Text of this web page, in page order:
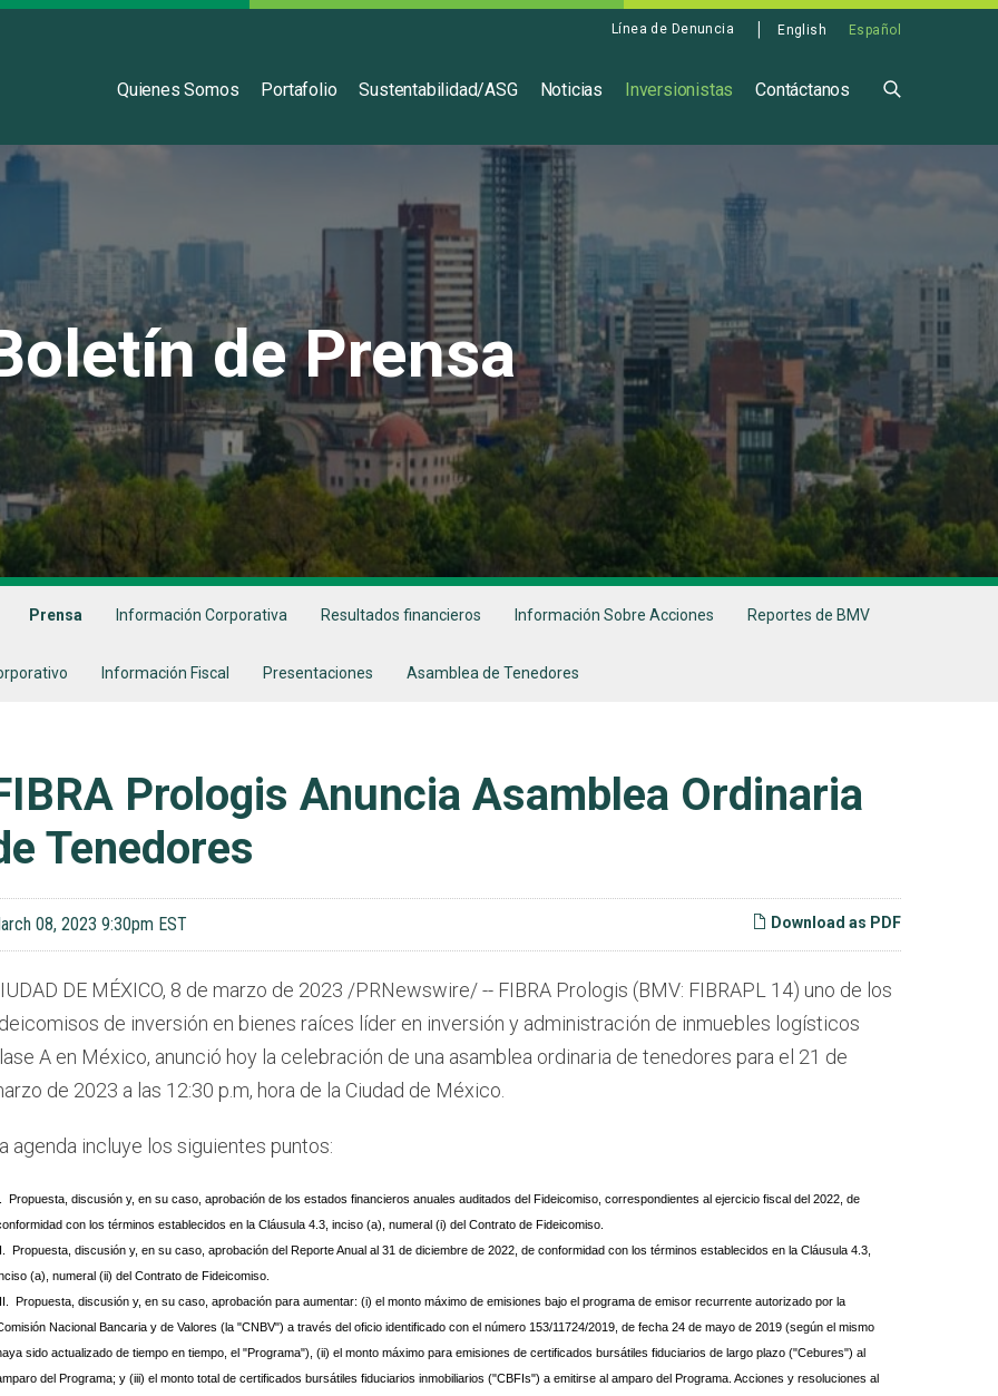
Línea de Denuncia English Español
Español
Quienes Somos Portafolio Sustentabilidad/ASG Noticias Inversionistas Contáctanos
de Prensa
Prensa Información Corporativa Resultados financieros Información Sobre Acciones Reportes de BMV
Información Fiscal Presentaciones Asamblea de Tenedores
Prologis Anuncia Asamblea Ordinaria
Tenedores
Download as PDF
08, 2023 9:30pm EST
DE MÉXICO, 8 de marzo de 2023 /PRNewswire/ -- FIBRA Prologis (BMV: FIBRAPL 14) uno de los
de inversión en bienes raíces líder en inversión y administración de inmuebles logísticos
A en México, anunció hoy la celebración de una asamblea ordinaria de tenedores para el 21 de
de 2023 a las 12:30 p.m, hora de la Ciudad de México.
agenda incluye los siguientes puntos:
Propuesta, discusión y, en su caso, aprobación de los estados financieros anuales auditados del Fideicomiso, correspondientes al ejercicio fiscal del 2022, de
con los términos establecidos en la Cláusula 4.3, inciso (a), numeral (i) del Contrato de Fideicomiso.
Propuesta, discusión y, en su caso, aprobación del Reporte Anual al 31 de diciembre de 2022, de conformidad con los términos establecidos en la Cláusula 4.3,
(a), numeral (ii) del Contrato de Fideicomiso.
Propuesta, discusión y, en su caso, aprobación para aumentar: (i) el monto máximo de emisiones bajo el programa de emisor recurrente autorizado por la
Nacional Bancaria y de Valores (la "CNBV") a través del oficio identificado con el número 153/11724/2019, de fecha 24 de mayo de 2019 (según el mismo
sido actualizado de tiempo en tiempo, el "Programa"), (ii) el monto máximo para emisiones de certificados bursátiles fiduciarios de largo plazo ("Cebures") al
del Programa; y (iii) el monto total de certificados bursátiles fiduciarios inmobiliarios ("CBFIs") a emitirse al amparo del Programa. Acciones y resoluciones al